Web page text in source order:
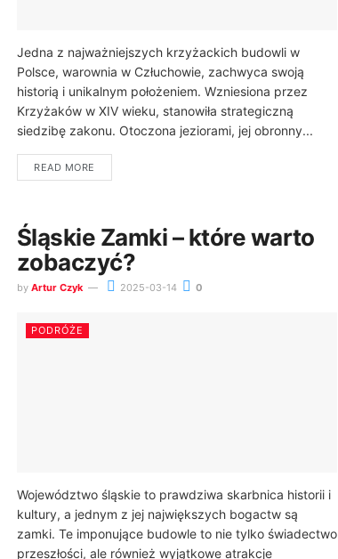
Jedna z najważniejszych krzyżackich budowli w
Polsce, warownia w Człuchowie, zachwyca swoją
historią i unikalnym położeniem. Wzniesiona przez
Krzyżaków w XIV wieku, stanowiła strategiczną
siedzibę zakonu. Otoczona jeziorami, jej obronny...
READ MORE
Śląskie Zamki – które warto
zobaczyć?
by Artur Czyk 2025-03-14 0
PODRÓŻE
Województwo śląskie to prawdziwa skarbnica historii i
kultury, a jednym z jej największych bogactw są
zamki. Te imponujące budowle to nie tylko świadectwo
przeszłości, ale również wyjątkowe atrakcje